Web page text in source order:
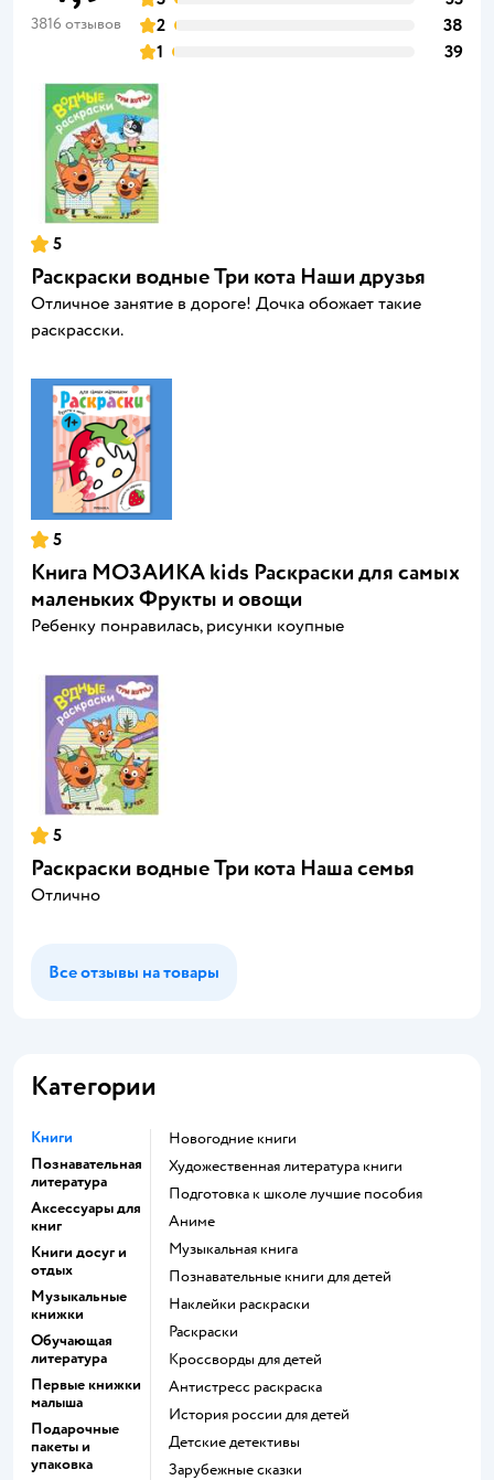
3816 отзывов
2
38
1
39
5
Раскраски водные Три кота Наши друзья
Отличное занятие в дороге! Дочка обожает такие
раскрасски.
5
Книга МОЗАИКА kids Раскраски для самых
маленьких Фрукты и овощи
Ребенку понравилась, рисунки коупные
5
Раскраски водные Три кота Наша семья
Отлично
Все отзывы на товары
Категории
Книги
Познавательная
литература
Аксессуары для
книг
Книги досуг и
отдых
Музыкальные
книжки
Обучающая
литература
Первые книжки
малыша
Подарочные
пакеты и
упаковка
новогодние книги
художественная литература книги
подготовка к школе лучшие пособия
Аниме
музыкальная книга
познавательные книги для детей
наклейки раскраски
раскраски
кроссворды для детей
антистресс раскраска
история россии для детей
детские детективы
зарубежные сказки